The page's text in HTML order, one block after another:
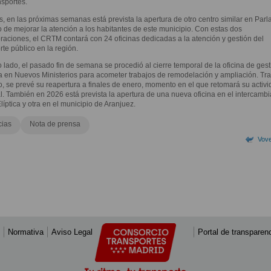
en las próximas semanas está prevista la apertura de otro centro similar en
de mejorar la atención a los habitantes de este municipio. Con estas dos
el CRTM contará con 24 oficinas dedicadas a la atención y gestión del
público en la región.
lado, el pasado fin de semana se procedió al cierre temporal de la oficina de
en Nuevos Ministerios para acometer trabajos de remodelación y ampliación.
se prevé su reapertura a finales de enero, momento en el que retomará su
También en 2026 está prevista la apertura de una nueva oficina en el
y otra en el municipio de Aranjuez.
Nota de prensa
Normativa Aviso Legal Portal de